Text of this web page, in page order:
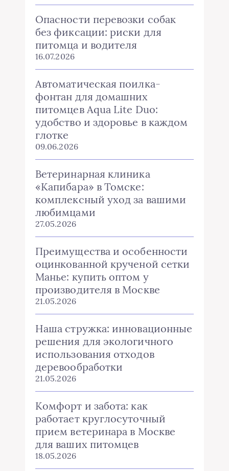
Опасности перевозки собак
без фиксации: риски для
питомца и водителя
16.07.2026
Автоматическая поилка-
фонтан для домашних
питомцев Aqua Lite Duo:
удобство и здоровье в каждом
глотке
09.06.2026
Ветеринарная клиника
«Капибара» в Томске:
комплексный уход за вашими
любимцами
27.05.2026
Преимущества и особенности
оцинкованной крученой сетки
Манье: купить оптом у
производителя в Москве
21.05.2026
Наша стружка: инновационные
решения для экологичного
использования отходов
деревообработки
21.05.2026
Комфорт и забота: как
работает круглосуточный
прием ветеринара в Москве
для ваших питомцев
18.05.2026